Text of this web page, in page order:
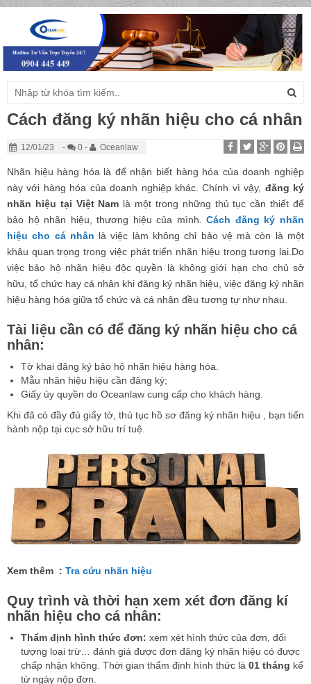
Cách đăng ký nhãn hiệu cho cá nhân
12/01/23 - 0 - Oceanlaw
Nhãn hiệu hàng hóa là để nhận biết hàng hóa của doanh nghiệp
này với hàng hóa của doanh nghiệp khác. Chính vì vậy, đăng ký
nhãn hiệu tại Việt Nam là một trong những thủ tục cần thiết để
bảo hộ nhãn hiệu, thương hiệu của mình.Cách đăng ký nhãn
hiệu cho cá nhân là việc làm không chỉ bảo vệ mà còn là một
khâu quan trọng trong việc phát triển nhãn hiệu trong tương lai.Do
việc bảo hộ nhãn hiệu độc quyền là không giới hạn cho chủ sở
hữu, tổ chức hay cá nhân khi đăng ký nhãn hiệu, việc đăng ký nhãn
hiệu hàng hóa giữa tổ chức và cá nhân đều tương tự như nhau.
Tài liệu cần có để đăng ký nhãn hiệu cho cá
nhân:
Tờ khai đăng ký bảo hộ nhãn hiệu hàng hóa.
Mẫu nhãn hiệu hiệu cần đăng ký;
Giấy ủy quyền do Oceanlaw cung cấp cho khách hàng.
Khi đã có đầy đủ giấy tờ, thủ tục hồ sơ đăng ký nhãn hiệu , bạn tiến
hành nộp tại cục sở hữu trí tuệ.
Xem thêm : Tra cứu nhãn hiệu
Quy trình và thời hạn xem xét đơn đăng kí
nhãn hiệu cho cá nhân:
Thẩm định hình thức đơn: xem xét hình thức của đơn, đối
tượng loại trừ… đánh giá được đơn đăng ký nhãn hiệu có được
chấp nhận không. Thời gian thẩm định hình thức là 01 tháng kể
từ ngày nộp đơn.